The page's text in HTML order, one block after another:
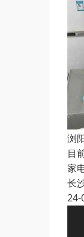
浏
目
家
长
24-